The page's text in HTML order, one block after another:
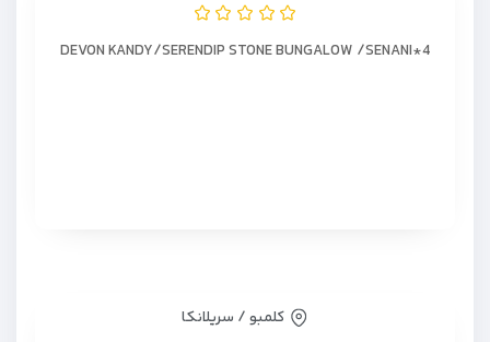
DEVON KANDY/SERENDIP STONE BUNGALOW /SENANI*4
کلمبو / سریلانکا